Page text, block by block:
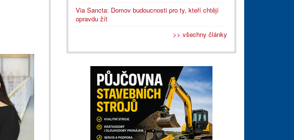
Via Sancta: Domov budoucnosti pro ty, kteří chtějí
opravdu žít
>> všechny články